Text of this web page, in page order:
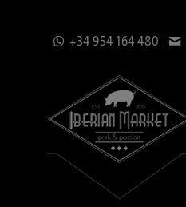
+34 954 164 480